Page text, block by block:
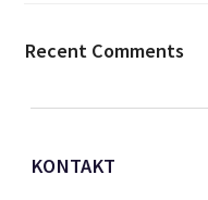
Recent Comments
KONTAKT